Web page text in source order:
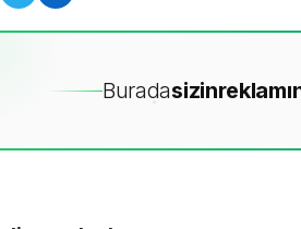
Buradasizin